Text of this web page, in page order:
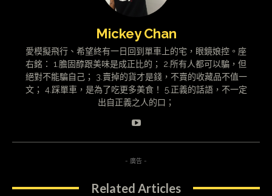
Mickey Chan
愛模擬飛行、希望終有一日回到單車上的宅，眼鏡娘控。座
右銘： 1.膽固醇跟美味是成正比的； 2.所有人都可以騙，但
絕對不能騙自己； 3.賣掉的貨才是錢，不賣的收藏品不值一
文； 4.踩單車，是為了吃更多美食！ 5.正義的話語，不一定
出自正義之人的口；
- 廣告 -
Related Articles